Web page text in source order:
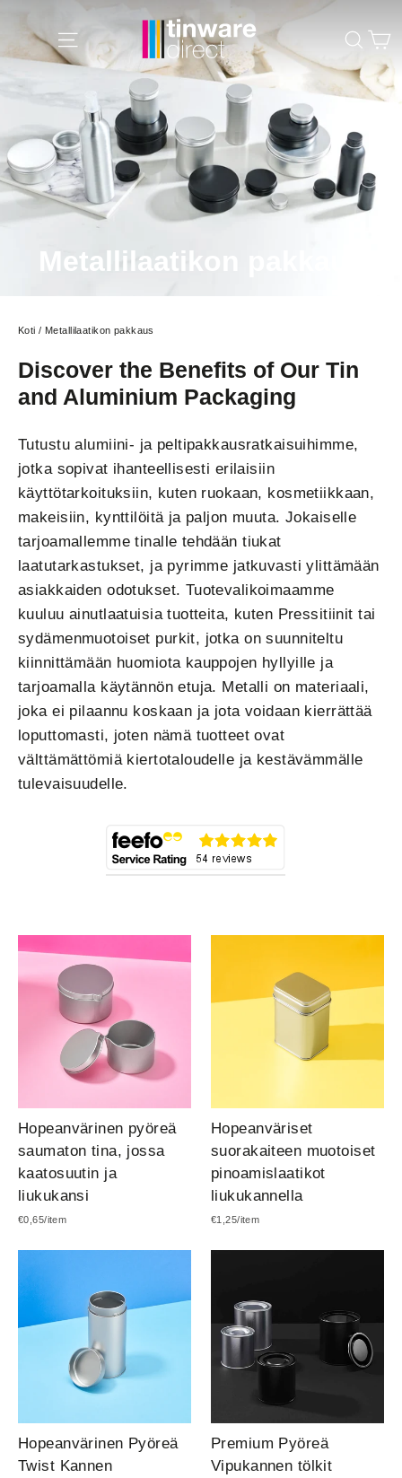
sisältöön
Site navigation
Metallilaatikon pakkaus
Koti / Metallilaatikon pakkaus
Discover the Benefits of Our Tin
and Aluminium Packaging
Tutustu alumiini- ja peltipakkausratkaisuihimme,
jotka sopivat ihanteellisesti erilaisiin
käyttötarkoituksiin, kuten ruokaan, kosmetiikkaan,
makeisiin, kynttilöitä ja paljon muuta. Jokaiselle
tarjoamallemme tinalle tehdään tiukat
laatutarkastukset, ja pyrimme jatkuvasti ylittämään
asiakkaiden odotukset. Tuotevalikoimaamme
kuuluu ainutlaatuisia tuotteita, kuten Pressitiinit tai
sydämenmuotoiset purkit, jotka on suunniteltu
kiinnittämään huomiota kauppojen hyllyille ja
tarjoamalla käytännön etuja. Metalli on materiaali,
joka ei pilaannu koskaan ja jota voidaan kierrättää
loputtomasti, joten nämä tuotteet ovat
välttämättömiä kiertotaloudelle ja kestävämmälle
tulevaisuudelle.
Hopeanvärinen pyöreä
saumaton tina, jossa
kaatosuutin ja
liukukansi
€0,65/item
Hopeanväriset
suorakaiteen muotoiset
pinoamislaatikot
liukukannella
€1,25/item
Hopeanvärinen Pyöreä
Twist Kannen
Premium Pyöreä
Vipukannen tölkit